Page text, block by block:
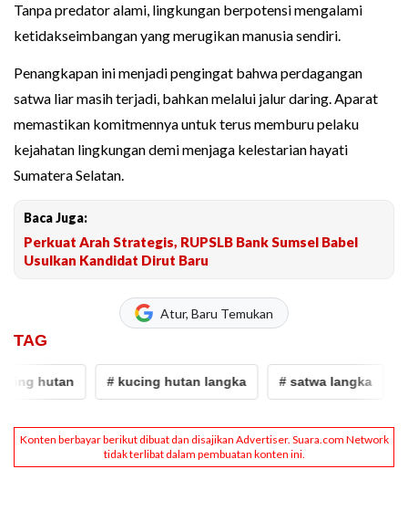
Tanpa predator alami, lingkungan berpotensi mengalami
ketidakseimbangan yang merugikan manusia sendiri.
Penangkapan ini menjadi pengingat bahwa perdagangan
satwa liar masih terjadi, bahkan melalui jalur daring. Aparat
memastikan komitmennya untuk terus memburu pelaku
kejahatan lingkungan demi menjaga kelestarian hayati
Sumatera Selatan.
Baca Juga:
Perkuat Arah Strategis, RUPSLB Bank Sumsel Babel
Usulkan Kandidat Dirut Baru
Atur, Baru Temukan
TAG
hutan # kucing hutan langka # satwa langka